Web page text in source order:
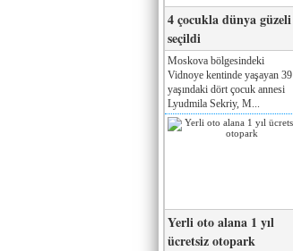
4 çocukla dünya güzeli
seçildi
Moskova bölgesindeki
Vidnoye kentinde yaşayan 39
yaşındaki dört çocuk annesi
Lyudmila Sekriy, M...
Yerli oto alana 1 yıl
ücretsiz otopark